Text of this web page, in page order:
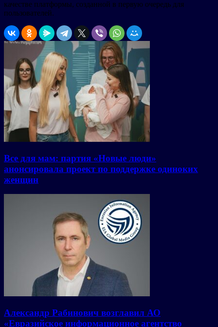
качестве платформы, созданной в первую очередь для
пользователей.
Все для мам: партия «Новые люди»
анонсировала проект по поддержке одиноких
женщин
Александр Рабинович возглавил АО
«Евразийское информационное агентство